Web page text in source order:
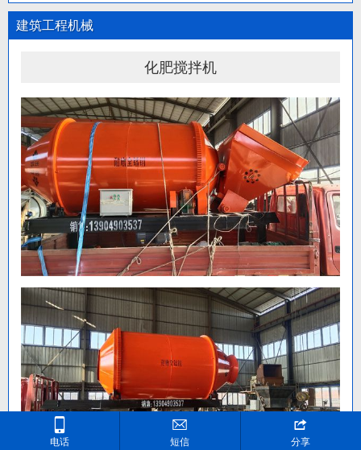
建筑工程机械
化肥搅拌机

电话

短信

分享